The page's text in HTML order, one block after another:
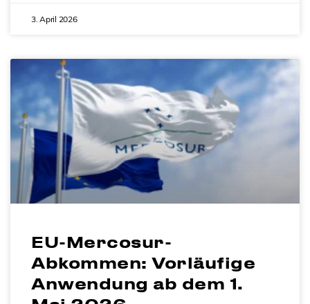
3. April 2026
EU-Mercosur-
Abkommen: Vorläufige
Anwendung ab dem 1.